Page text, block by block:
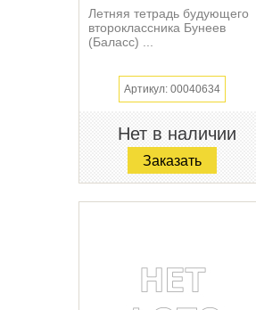
Летняя тетрадь будующего
второклассника Бунеев
(Баласс) ...
Артикул: 00040634
Нет в наличии
Заказать